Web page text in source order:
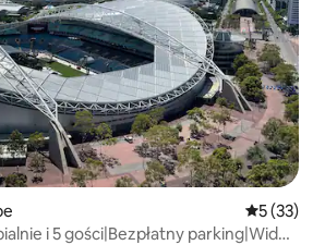
Średnia
5 (33)
i 5 gości|Bezpłatny parking|Widok